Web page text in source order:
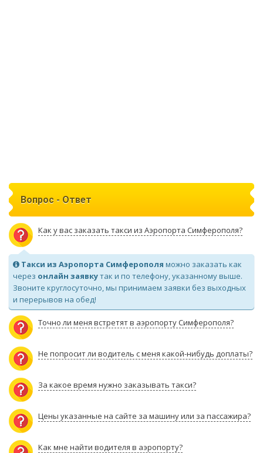
Вопрос - Ответ
Как у вас заказать такси из Аэропорта Симферополя?
Такси из Аэропорта Симферополя можно заказать как
через онлайн заявкутак и по телефону, указанному выше.
Звоните круглосуточно, мы принимаем заявки без выходных
и перерывов на обед!
Точно ли меня встретят в аэропорту Симферополя?
Не попросит ли водитель с меня какой-нибудь доплаты?
За какое время нужно заказывать такси?
Цены указанные на сайте за машину или за пассажира?
Как мне найти водителя в аэропорту?